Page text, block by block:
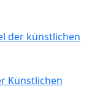
der künstlichen
Künstlichen